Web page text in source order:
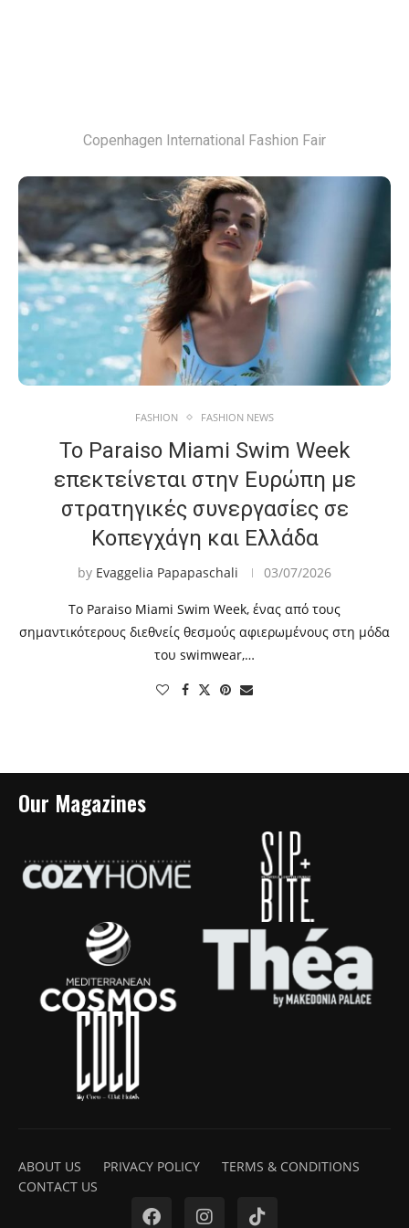
Copenhagen International Fashion Fair
FASHION FASHION NEWS
Το Paraiso Miami Swim Week
επεκτείνεται στην Ευρώπη με
στρατηγικές συνεργασίες σε
Κοπεγχάγη και Ελλάδα
by Evaggelia Papapaschali 03/07/2026
Το Paraiso Miami Swim Week, ένας από τους
σημαντικότερους διεθνείς θεσμούς αφιερωμένους στη μόδα
του swimwear,…
Our Magazines
ABOUT US PRIVACY POLICY
TERMS & CONDITIONS
CONTACT US